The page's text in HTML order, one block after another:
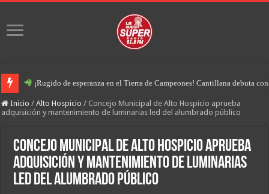
¡Rugido de esperanza en el Tierra de Campeones! Cantillana debuta
Inicio / Alto Hospicio / Concejo Municipal de Alto Hospicio aprueba
adquisición y mantenimiento de luminarias led del alumbrado público
Concejo Municipal de Alto Hospicio aprueba
adquisición y mantenimiento de luminarias
led del alumbrado público